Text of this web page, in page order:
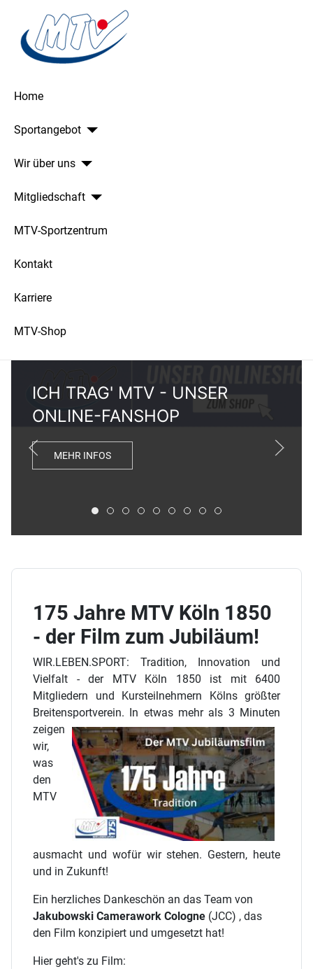
Home
Sportangebot
Wir über uns
Mitgliedschaft
MTV-Sportzentrum
Kontakt
Karriere
MTV-Shop
ICH TRAG' MTV - UNSER
ONLINE-FANSHOP
MEHR INFOS
ICH TRAG' MTV - UNSER ONLINE-FANSHOP
ONLINE SPENDEN - JETZT DEINEN
FIT DURCH DIE SOMMERFERIEN
SOMMER-WASSERKURSE JETZT
HOT! UNSER ZUMBA & LIFT
CROWDFUNDING-
DEIN GYM IST ÜBERALL!
SOMMERFERIEN:
KOSTENLOSES
175 Jahre MTV Köln 1850
- der Film zum Jubiläum!
WIR.LEBEN.SPORT: Tradition, Innovation und
Vielfalt - der MTV Köln 1850 ist mit 6400
Mitgliedern und Kursteilnehmern Kölns größter
Breitensportverein. In etwas mehr als 3 Minuten
zeigen
wir,
was
den
MTV
ausmacht und wofür wir stehen. Gestern, heute
und in Zukunft!
Ein herzliches Dankeschön an das Team von
Jakubowski Camerawork Cologne (JCC) , das
den Film konzipiert und umgesetzt hat!
Hier geht's zu Film: